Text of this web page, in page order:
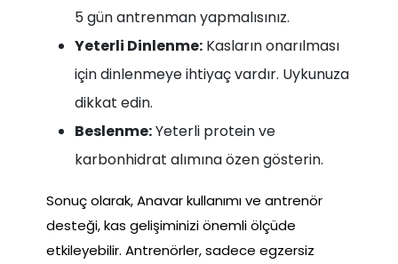
5 gün antrenman yapmalısınız.
Yeterli Dinlenme: Kasların onarılması
için dinlenmeye ihtiyaç vardır. Uykunuza
dikkat edin.
Beslenme:Yeterli protein ve
karbonhidrat alımına özen gösterin.
Sonuç olarak, Anavar kullanımı ve antrenör
desteği, kas gelişiminizi önemli ölçüde
etkileyebilir. Antrenörler, sadece egzersiz